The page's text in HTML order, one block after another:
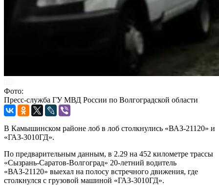
Фото:
Пресс-служба ГУ МВД России по Волгоградской области
В Камышинском районе лоб в лоб столкнулись «ВАЗ-21120» и
«ГАЗ-3010ГД».
По предварительным данным, в 2.29 на 452 километре трассы
«Сызрань-Саратов-Волгоград» 20-летний водитель
«ВАЗ-21120» выехал на полосу встречного движения, где
столкнулся с грузовой машиной «ГАЗ-3010ГД».